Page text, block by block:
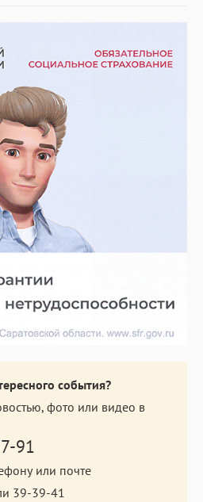
события?
фото или видео в
91
или почте
39-39-41